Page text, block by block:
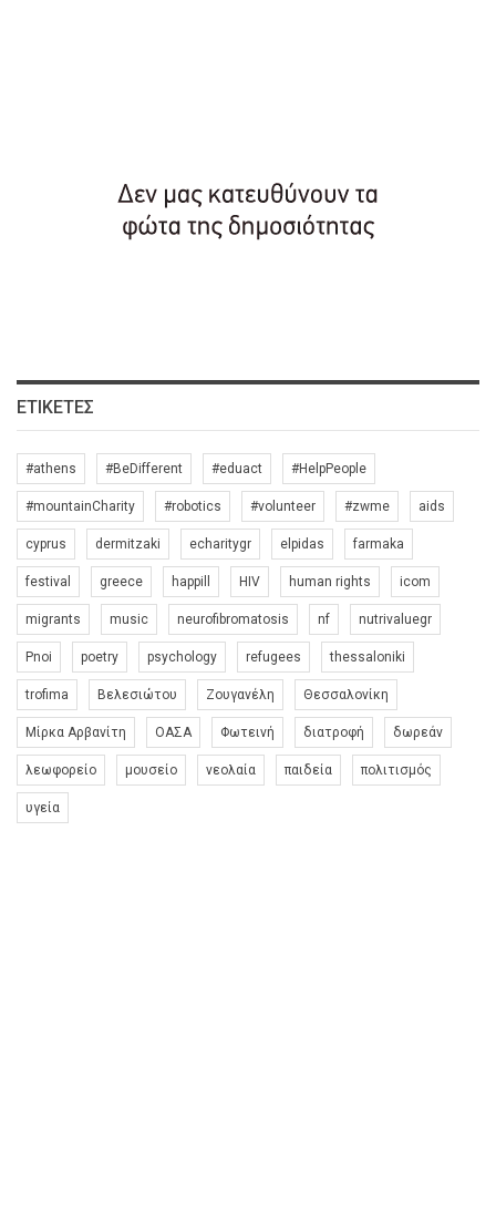
ΕΤΙΚΈΤΕΣ
#athens #BeDifferent #eduact #HelpPeople
#mountainCharity #robotics #volunteer #zwme aids
cyprus dermitzaki echaritygr elpidas farmaka
festival greece happill HIV human rights icom
migrants music neurofibromatosis nf nutrivaluegr
Pnoi poetry psychology refugees thessaloniki
trofima Βελεσιώτου Ζουγανέλη Θεσσαλονίκη
Μίρκα Αρβανίτη ΟΑΣΑ Φωτεινή διατροφή δωρεάν
λεωφορείο μουσείο νεολαία παιδεία πολιτισμός
υγεία